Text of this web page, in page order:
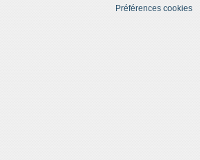
Préférences cookies